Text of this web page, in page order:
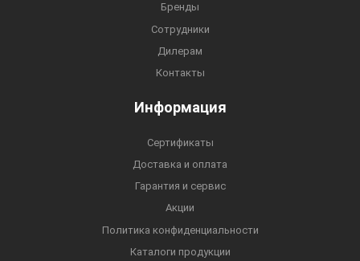
Бренды
Сотрудники
Дилерам
Контакты
Информация
Сертификаты
Доставка и оплата
Гарантия и сервис
Акции
Политика конфиденциальности
Каталоги продукции